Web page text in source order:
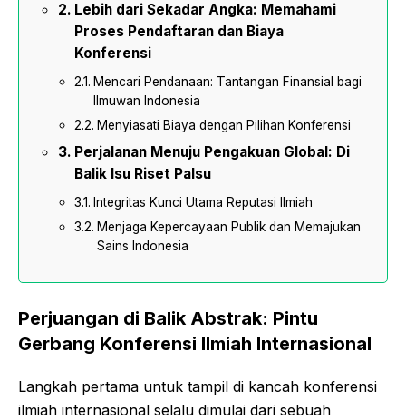
Lebih dari Sekadar Angka: Memahami
Proses Pendaftaran dan Biaya
Konferensi
Mencari Pendanaan: Tantangan Finansial bagi
Ilmuwan Indonesia
Menyiasati Biaya dengan Pilihan Konferensi
Perjalanan Menuju Pengakuan Global: Di
Balik Isu Riset Palsu
Integritas Kunci Utama Reputasi Ilmiah
Menjaga Kepercayaan Publik dan Memajukan
Sains Indonesia
Perjuangan di Balik Abstrak: Pintu
Gerbang Konferensi Ilmiah Internasional
Langkah pertama untuk tampil di kancah konferensi
ilmiah internasional selalu dimulai dari sebuah